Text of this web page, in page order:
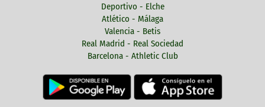
Deportivo - Elche
Atlético - Málaga
Valencia - Betis
Real Madrid - Real Sociedad
Barcelona - Athletic Club